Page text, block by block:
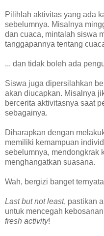
Pilihlah aktivitas yang ada
sebelumnya. Misalnya
dan cuaca, mintalah siswa
tanggapannya tentang
... dan tidak boleh ada
Siswa juga dipersilahkan
akan diucapkan. Misalnya
bercerita aktivitasnya saat
sebagainya.
Diharapkan dengan
memiliki kemampuan
sebelumnya, mendongkrak
menghangatkan suasana.
Wah, bergizi banget
Last but not least, pastikan
untuk mencegah
fresh activity!